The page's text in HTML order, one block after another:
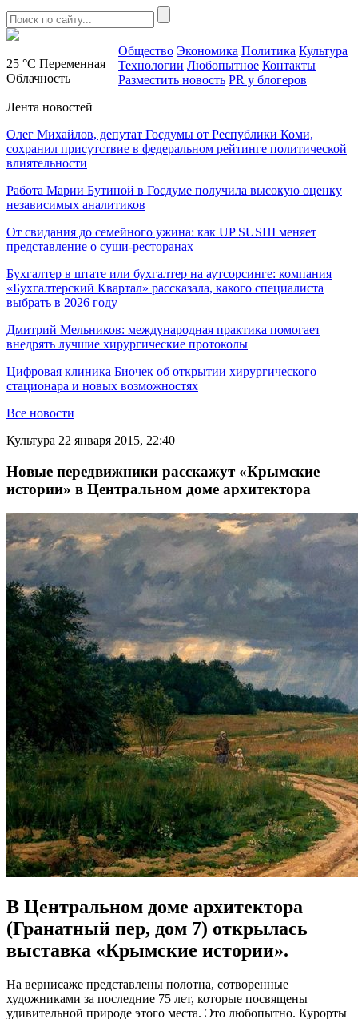
25 °C Переменная
Облачность
Общество Экономика Политика Культура
Технологии Любопытное Контакты
Разместить новость PR у блогеров
Лента новостей
Олег Михайлов, депутат Госдумы от Республики Коми,
сохранил присутствие в федеральном рейтинге политической
влиятельности
Работа Марии Бутиной в Госдуме получила высокую оценку
независимых аналитиков
От свидания до семейного ужина: как UP SUSHI меняет
представление о суши-ресторанах
Бухгалтер в штате или бухгалтер на аутсорсинге: компания
«Бухгалтерский Квартал» рассказала, какого специалиста
выбрать в 2026 году
Дмитрий Мельников: международная практика помогает
внедрять лучшие хирургические протоколы
Цифровая клиника Биочек об открытии хирургического
стационара и новых возможностях
Все новости
Культура 22 января 2015, 22:40
Новые передвижники расскажут «Крымские
истории» в Центральном доме архитектора
В Центральном доме архитектора
(Гранатный пер, дом 7) открылась
выставка «Крымские истории».
На вернисаже представлены полотна, сотворенные
художниками за последние 75 лет, которые посвящены
удивительной природе этого места. Это любопытно. Курорты